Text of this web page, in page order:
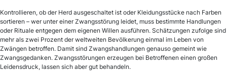
Kontrollieren, ob der Herd ausgeschaltet ist oder Kleidungsstücke nach Farben
sortieren – wer unter einer Zwangsstörung leidet, muss bestimmte Handlungen
oder Rituale entgegen dem eigenen Willen ausführen. Schätzungen zufolge sind
mehr als zwei Prozent der weltweiten Bevölkerung einmal im Leben von
Zwängen betroffen. Damit sind Zwangshandlungen genauso gemeint wie
Zwangsgedanken. Zwangsstörungen erzeugen bei Betroffenen einen großen
Leidensdruck, lassen sich aber gut behandeln.